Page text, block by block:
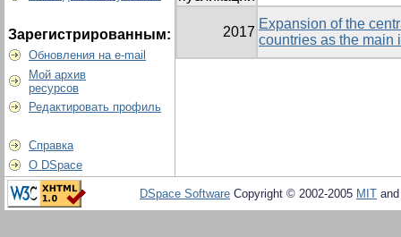
Зарегистрированным:
Обновления на e-mail
Мой архив
ресурсов
Редактировать профиль
Справка
О DSpace
2017
Expansion of the
countries as the main
DSpace Software Copyright © 2002-2005 MIT